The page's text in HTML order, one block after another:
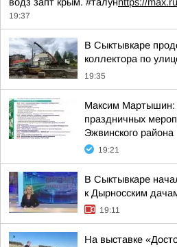
19:37
В Сыктывкаре
коллектора по
19:35
Максим
праздничных
Эжвинского района
19:21
В Сыктывкаре
к Дырносским
19:11
На выставке